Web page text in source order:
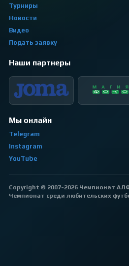
Турниры
Новости
Видео
Подать заявку
Наши партнеры
Мы онлайн
Telegram
Instagram
YouTube
Copyright © 2007-2026 Чемпионат
Чемпионат среди любительских